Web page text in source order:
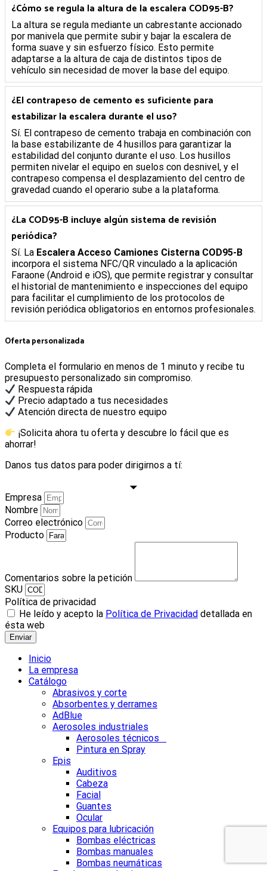
¿Cómo se regula la altura de la escalera COD95-B?
La altura se regula mediante un cabrestante accionado
por manivela que permite subir y bajar la escalera de
forma suave y sin esfuerzo físico. Esto permite
adaptarse a la altura de caja de distintos tipos de
vehículo sin necesidad de mover la base del equipo.
¿El contrapeso de cemento es suficiente para
estabilizar la escalera durante el uso?
Sí. El contrapeso de cemento trabaja en combinación con
la base estabilizante de 4 husillos para garantizar la
estabilidad del conjunto durante el uso. Los husillos
permiten nivelar el equipo en suelos con desnivel, y el
contrapeso compensa el desplazamiento del centro de
gravedad cuando el operario sube a la plataforma.
¿La COD95-B incluye algún sistema de revisión
periódica?
Sí. La Escalera Acceso Camiones Cisterna COD95-B
incorpora el sistema NFC/QR vinculado a la aplicación
Faraone (Android e iOS), que permite registrar y consultar
el historial de mantenimiento e inspecciones del equipo
para facilitar el cumplimiento de los protocolos de
revisión periódica obligatorios en entornos profesionales.
Oferta personalizada
Completa el formulario en menos de 1 minuto y recibe tu
presupuesto personalizado sin compromiso.
Respuesta rápida
Precio adaptado a tus necesidades
Atención directa de nuestro equipo
¡Solicita ahora tu oferta y descubre lo fácil que es
ahorrar!
Danos tus datos para poder dirigirnos a tí:
Empresa
Nombre
Correo electrónico
Producto
Comentarios sobre la petición
SKU
Política de privacidad
He leído y acepto la Política de Privacidad detallada en
ésta web
Enviar
Inicio
La empresa
Catálogo
Abrasivos y corte
Absorbentes y derrames
AdBlue
Aerosoles industriales
Aerosoles técnicos
Pintura en Spray
Epis
Auditivos
Cabeza
Facial
Guantes
Ocular
Equipos para lubricación
Bombas eléctricas
Bombas manuales
Bombas neumáticas